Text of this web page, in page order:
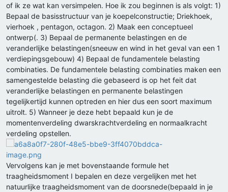
of ik ze wat kan versimpelen. Hoe ik zou beginnen is als volgt: 1)
Bepaal de basisstructuur van je koepelconstructie; Driekhoek,
vierhoek , pentagon, octagon. 2) Maak een conceptueel
ontwerp(. 3) Bepaal de permanente belastingen en de
veranderlijke belastingen(sneeuw en wind in het geval van een 1
verdiepingsgebouw) 4) Bepaal de fundamentele belasting
combinaties. De fundamentele belasting combinaties maken een
samengestelde belasting die gebaseerd is op het feit dat
veranderlijke belastingen en permanente belastingen
tegelijkertijd kunnen optreden en hier dus een soort maximum
uitrolt. 5) Wanneer je deze hebt bepaald kun je de
momentenverdeling dwarskrachtverdeling en normaalkracht
verdeling opstellen.
Vervolgens kan je met bovenstaande formule het
traagheidsmoment I bepalen en deze vergelijken met het
natuurlijke traagheidsmoment van de doorsnede(bepaald in je